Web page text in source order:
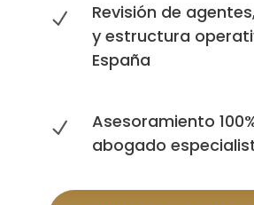
Revisión de
y estructura
España
Asesoramiento
abogado